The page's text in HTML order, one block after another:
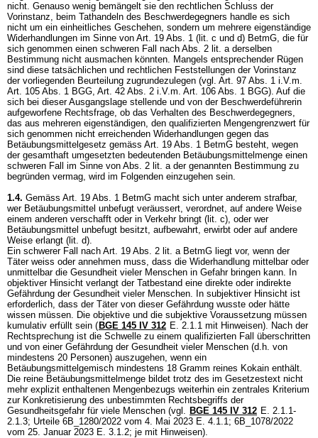
nicht. Genauso wenig bemängelt sie den rechtlichen Schluss der
Vorinstanz, beim Tathandeln des Beschwerdegegners handle es sich
nicht um ein einheitliches Geschehen, sondern um mehrere eigenständige
Widerhandlungen im Sinne von Art. 19 Abs. 1 (lit. c und d) BetmG, die für
sich genommen einen schweren Fall nach Abs. 2 lit. a derselben
Bestimmung nicht ausmachen könnten. Mangels entsprechender Rügen
sind diese tatsächlichen und rechtlichen Feststellungen der Vorinstanz
der vorliegenden Beurteilung zugrundezulegen (vgl. Art. 97 Abs. 1 i.V.m.
Art. 105 Abs. 1 BGG, Art. 42 Abs. 2 i.V.m. Art. 106 Abs. 1 BGG). Auf die
sich bei dieser Ausgangslage stellende und von der Beschwerdeführerin
aufgeworfene Rechtsfrage, ob das Verhalten des Beschwerdegegners,
das aus mehreren eigenständigen, den qualifizierten Mengengrenzwert für
sich genommen nicht erreichenden Widerhandlungen gegen das
Betäubungsmittelgesetz gemäss Art. 19 Abs. 1 BetmG besteht, wegen
der gesamthaft umgesetzten bedeutenden Betäubungsmittelmenge einen
schweren Fall im Sinne von Abs. 2 lit. a der genannten Bestimmung zu
begründen vermag, wird im Folgenden einzugehen sein.
1.4. Gemäss Art. 19 Abs. 1 BetmG macht sich unter anderem strafbar,
wer Betäubungsmittel unbefugt veräussert, verordnet, auf andere Weise
einem anderen verschafft oder in Verkehr bringt (lit. c), oder wer
Betäubungsmittel unbefugt besitzt, aufbewahrt, erwirbt oder auf andere
Weise erlangt (lit. d).
Ein schwerer Fall nach Art. 19 Abs. 2 lit. a BetmG liegt vor, wenn der
Täter weiss oder annehmen muss, dass die Widerhandlung mittelbar oder
unmittelbar die Gesundheit vieler Menschen in Gefahr bringen kann. In
objektiver Hinsicht verlangt der Tatbestand eine direkte oder indirekte
Gefährdung der Gesundheit vieler Menschen. In subjektiver Hinsicht ist
erforderlich, dass der Täter von dieser Gefährdung wusste oder hätte
wissen müssen. Die objektive und die subjektive Voraussetzung müssen
kumulativ erfüllt sein ( BGE 145 IV 312 E. 2.1.1 mit Hinweisen). Nach der
Rechtsprechung ist die Schwelle zu einem qualifizierten Fall überschritten
und von einer Gefährdung der Gesundheit vieler Menschen (d.h. von
mindestens 20 Personen) auszugehen, wenn ein
Betäubungsmittelgemisch mindestens 18 Gramm reines Kokain enthält.
Die reine Betäubungsmittelmenge bildet trotz des im Gesetzestext nicht
mehr explizit enthaltenen Mengenbezugs weiterhin ein zentrales Kriterium
zur Konkretisierung des unbestimmten Rechtsbegriffs der
Gesundheitsgefahr für viele Menschen (vgl. BGE 145 IV 312 E. 2.1.1-
2.1.3; Urteile 6B_1280/2022 vom 4. Mai 2023 E. 4.1.1; 6B_1078/2022
vom 25. Januar 2023 E. 3.1.2; je mit Hinweisen).